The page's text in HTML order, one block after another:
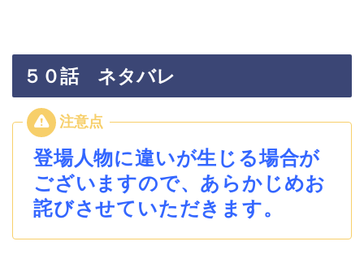
５０話 ネタバレ
登場人物に違いが生じる場合が
ございますので、あらかじめお
詫びさせていただきます。